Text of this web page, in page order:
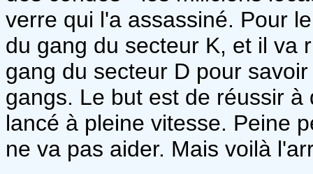
verre qui l'a assassiné. Pour
du gang du secteur K, et il va
gang du secteur D pour
gangs. Le but est de réussir
lancé à pleine vitesse. Peine
ne va pas aider. Mais voilà